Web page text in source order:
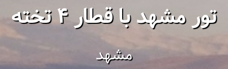
تور مشهد با قطار 4 تخته
مشهد